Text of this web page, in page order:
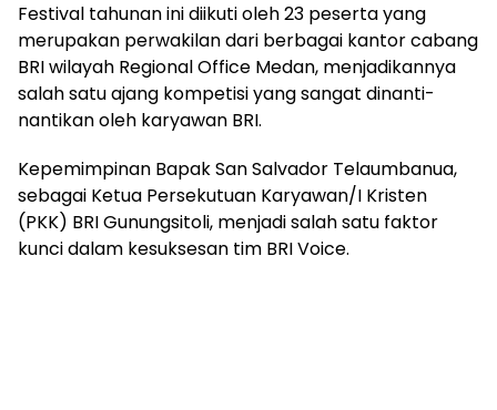
Festival tahunan ini diikuti oleh 23 peserta yang
merupakan perwakilan dari berbagai kantor cabang
BRI wilayah Regional Office Medan, menjadikannya
salah satu ajang kompetisi yang sangat dinanti-
nantikan oleh karyawan BRI.
Kepemimpinan Bapak San Salvador Telaumbanua,
sebagai Ketua Persekutuan Karyawan/I Kristen
(PKK) BRI Gunungsitoli, menjadi salah satu faktor
kunci dalam kesuksesan tim BRI Voice.